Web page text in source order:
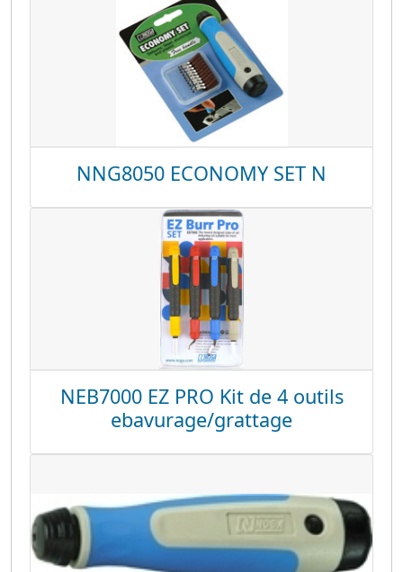
NNG8050 ECONOMY SET N
NEB7000 EZ PRO Kit de 4 outils
ebavurage/grattage